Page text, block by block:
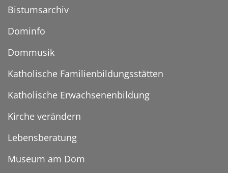
Bistumsarchiv
Dominfo
Dommusik
Katholische Familienbildungsstätten
Katholische Erwachsenenbildung
Kirche verändern
Lebensberatung
Museum am Dom